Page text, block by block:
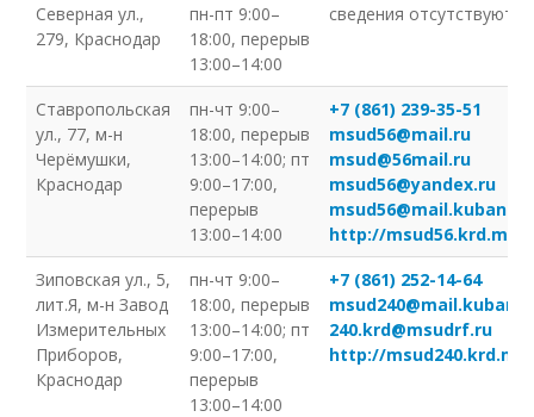
Северная ул.,
279, Краснодар
пн-пт 9:00–
18:00, перерыв
13:00–14:00
сведения отсутствуют
Ставропольская
ул., 77, м-н
Черёмушки,
Краснодар
пн-чт 9:00–
18:00, перерыв
13:00–14:00; пт
9:00–17:00,
перерыв
13:00–14:00
+7 (861) 239-35-51
msud56@mail.ru
msud@56mail.ru
msud56@yandex.ru
msud56@mail.kuban.ru
http://
Зиповская ул., 5,
лит.Я, м-н Завод
Измерительных
Приборов,
Краснодар
пн-чт 9:00–
18:00, перерыв
13:00–14:00; пт
9:00–17:00,
перерыв
13:00–14:00
+7 (861) 252-14-64
240.krd@msudrf.ru
http://